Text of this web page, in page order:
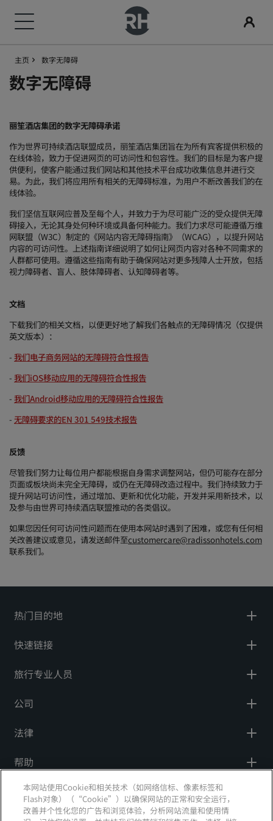
丽筠 丽芮
丽祺 art'otel
Prize by Radisson 丽怡
中国附属品牌
J.
昆仑 Golden Tulip
度假酒店
服务式公寓
新开业和即将开业的酒店
预订会议空间
请求报价
行业方案
初次预订？
当日特惠
查看套餐
Rad Pets
婚礼场地
体育团队住宿
商务旅客
市中心酒店
访问我们的博客
会员礼遇
如何使用积分
预订人员和策划人员
主页 数字无障碍
数字无障碍
丽笙酒店集团的数字无障碍承诺
作为世界可持续酒店联盟成员，丽笙酒店集团旨在为所有宾客提供积极的
在线体验，致力于促进网页的可访问性和包容性。我们的目标是为客户提
供便利，使客户能通过我们网站和其他技术平台成功收集信息并进行交
易。为此，我们将应用所有相关的无障碍标准，为用户不断改善我们的在
线体验。
我们坚信互联网应普及至每个人，并致力于为尽可能广泛的受众提供无障
碍接入，无论其身处何种环境或具备何种能力。我们力求尽可能遵循万维
网联盟（W3C）制定的《网站内容无障碍指南》（WCAG），以提升网站
内容的可访问性。上述指南详细说明了如何让网页内容对各种不同需求的
人群都可使用。遵循这些指南有助于确保网站对更多残障人士开放，包括
视力障碍者、盲人、肢体障碍者、认知障碍者等。
文档
下载我们的相关文档，以便更好地了解我们各触点的无障碍情况（仅提供
英文版本）：
- 我们电子商务网站的无障碍符合性报告
- 我们iOS移动应用的无障碍符合性报告
- 我们Android移动应用的无障碍符合性报告
- 无障碍要求的EN 301 549技术报告
反馈
尽管我们努力让每位用户都能根据自身需求调整网站，但仍可能存在部分
页面或板块尚未完全无障碍，或仍在无障碍改造过程中。我们持续致力于
提升网站可访问性，通过增加、更新和优化功能，开发并采用新技术，以
及参与由世界可持续酒店联盟推动的各类倡议。
如果您因任何可访问性问题而在使用本网站时遇到了困难，或您有任何相
关改善建议或意见，请发送邮件至customercare@radissonhotels.com
联系我们。
热门目的地
快速链接
旅行专业人员
公司
法律
帮助
社交媒体
本网站使用Cookie和相关技术（如网络信标、像素标签和
Flash对象）（“Cookie”）以确保网站的正常和安全运行，
改善并个性化您的广告和浏览体验，分析网站流量和使用情